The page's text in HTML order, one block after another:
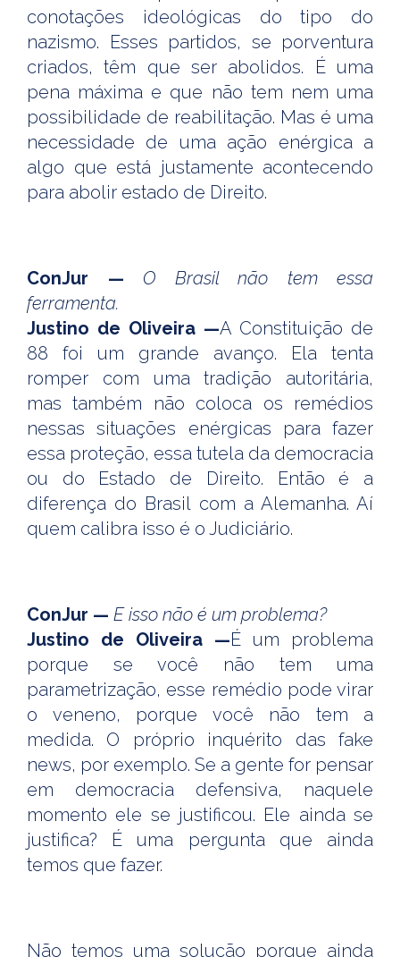
conotações ideológicas do tipo do
nazismo. Esses partidos, se porventura
criados, têm que ser abolidos. É uma
pena máxima e que não tem nem uma
possibilidade de reabilitação. Mas é uma
necessidade de uma ação enérgica a
algo que está justamente acontecendo
para abolir estado de Direito.
ConJur — O Brasil não tem essa
ferramenta.
Justino de Oliveira —A Constituição de
88 foi um grande avanço. Ela tenta
romper com uma tradição autoritária,
mas também não coloca os remédios
nessas situações enérgicas para fazer
essa proteção, essa tutela da democracia
ou do Estado de Direito. Então é a
diferença do Brasil com a Alemanha. Aí
quem calibra isso é o Judiciário.
ConJur — E isso não é um problema?
Justino de Oliveira —É um problema
porque se você não tem uma
parametrização, esse remédio pode virar
o veneno, porque você não tem a
medida. O próprio inquérito das fake
news, por exemplo. Se a gente for pensar
em democracia defensiva, naquele
momento ele se justificou. Ele ainda se
justifica? É uma pergunta que ainda
temos que fazer.
Não temos uma solução porque ainda